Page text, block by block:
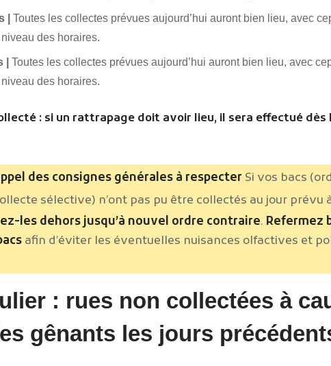
| Toutes les collectes prévues aujourd’hui auront bien lieu, avec
des horaires.
| Toutes les collectes prévues aujourd’hui auront bien lieu, avec
des horaires.
: si un rattrapage doit avoir lieu, il sera effectué dès
des consignes générales à respecter Si vos bacs
sélective) n’ont pas pu être collectés au jour prévu
les dehors jusqu’à nouvel ordre contraire. Refermez
afin d’éviter les éventuelles nuisances olfactives et
: rues non collectées à
gênants les jours